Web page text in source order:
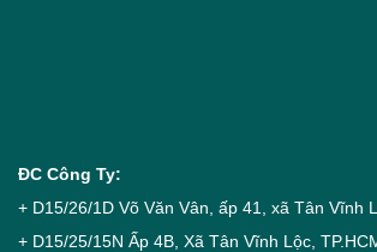
ĐC Công Ty:
+ D15/26/1D Võ Văn Vân, ấp 41, xã Tân Vĩnh
+ D15/25/15N Ấp 4B, Xã Tân Vĩnh Lộc,